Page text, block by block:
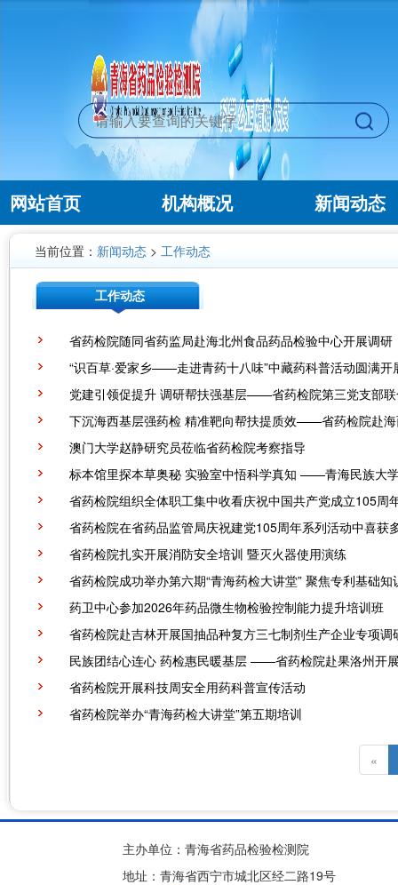
网站首页 机构概况 新闻动态
当前位置： 新闻动态 > 工作动态
工作动态
省药检院随同省药监局赴海北州食品药品检验中心开展调研
“识百草·爱家乡——走进青药十八味”中藏药科普活动圆满开
党建引领促提升 调研帮扶强基层——省药检院第三党支部
下沉海西基层强药检 精准靶向帮扶提质效——省药检院赴
澳门大学赵静研究员莅临省药检院考察指导
标本馆里探本草奥秘 实验室中悟科学真知 ——青海民族大
省药检院组织全体职工集中收看庆祝中国共产党成立105周
省药检院在省药品监管局庆祝建党105周年系列活动中喜获
省药检院扎实开展消防安全培训 暨灭火器使用演练
省药检院成功举办第六期“青海药检大讲堂” 聚焦专利基础知
药卫中心参加2026年药品微生物检验控制能力提升培训班
省药检院赴吉林开展国抽品种复方三七制剂生产企业专项调
民族团结心连心 药检惠民暖基层 ——省药检院赴果洛州开
省药检院开展科技周安全用药科普宣传活动
省药检院举办“青海药检大讲堂”第五期培训
«
主办单位：青海省药品检验检测院
地址：青海省西宁市城北区经二路19号